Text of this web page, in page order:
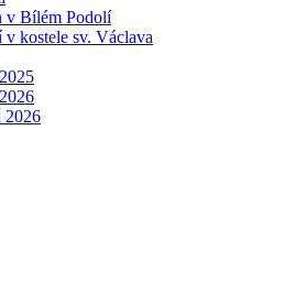
v Bílém Podolí
kostele sv. Václava
2026